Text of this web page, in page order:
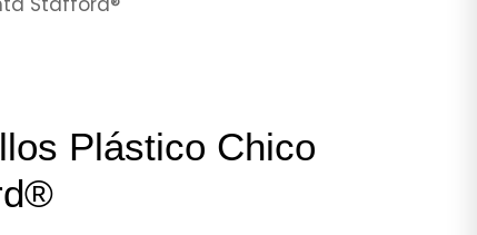
Plástico Chico